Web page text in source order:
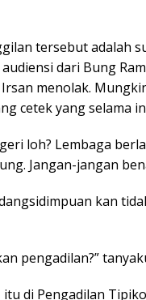
tersebut adalah
dari Bung
menolak.
cetek yang selama
loh? Lembaga
Jangan-jangan
kan
pengadilan?”
itu di Pengadilan